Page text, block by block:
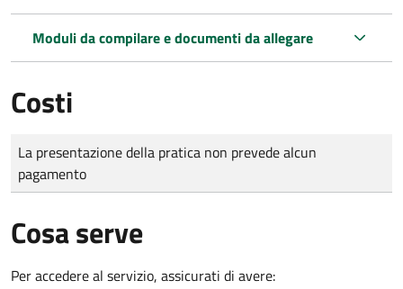
Moduli da compilare e documenti da allegare
Costi
Tipo di pagamento
Importo
La presentazione della pratica non prevede alcun
pagamento
Cosa serve
Per accedere al servizio, assicurati di avere: